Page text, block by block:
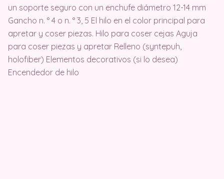
un soporte seguro con un enchufe diámetro 12-14 mm
Gancho n. ° 4 o n. ° 3, 5 El hilo en el color principal para
apretar y coser piezas. Hilo para coser cejas Aguja
para coser piezas y apretar Relleno (syntepuh,
holofiber) Elementos decorativos (si lo desea)
Encendedor de hilo